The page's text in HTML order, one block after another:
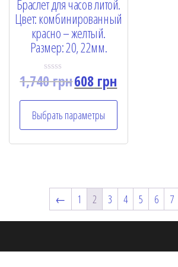
Браслет для часов литой.
Цвет: комбинированный
красно – желтый.
Размер: 20, 22мм.
R
a
d
0
o
u
1,740грн608 грн
Выбрать параметры
← 1 2 3 4 5 6 7